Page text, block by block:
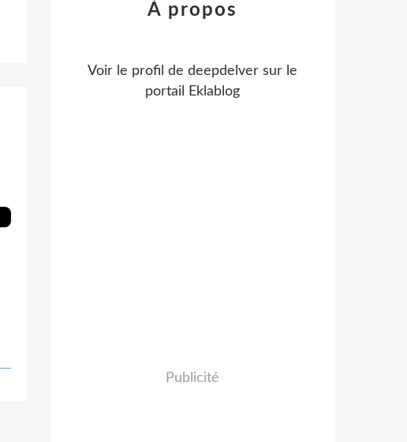
À propos
Voir le profil de deepdelver sur le
portail Eklablog
Publicité